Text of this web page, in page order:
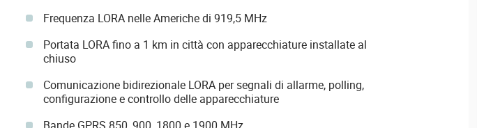
Frequenza LORA nelle Americhe di 919,5 MHz
Portata LORA fino a 1 km in città con apparecchiature installate al
chiuso
Comunicazione bidirezionale LORA per segnali di allarme, polling,
configurazione e controllo delle apparecchiature